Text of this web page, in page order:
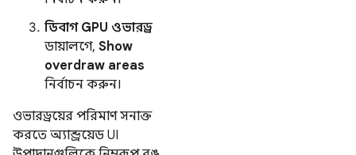
ডিবাগ GPU ওভারড্র
ডায়ালগে, Show
overdraw areas
নির্বাচন করুন।
ওভারড্রয়ের পরিমাণ সনাক্ত
করতে অ্যান্ড্রয়েড UI